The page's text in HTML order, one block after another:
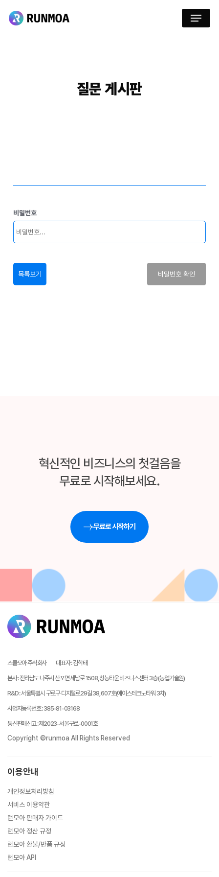
Menu
질문 게시판
비밀번호
목록보기 비밀번호 확인
혁신적인 비즈니스의 첫걸음을
무료로 시작해보세요.
무료로 시작하기
스쿨모아 주식회사 대표자:김학태
본사:전라남도 나주시 산포면 세남로 1508, 창농타운 비즈니스센터 3층 (농업기술원)
R&D:서울특별시 구로구 디지털로29길 38, 607호(에이스테크노타워 3차)
사업자등록번호:385-81-03168
통신판매신고:제2023-서울구로-0001호
Copyright ©runmoa All Rights Reserved
이용안내
개인정보처리방침
서비스 이용약관
런모아 판매자 가이드
런모아 정산 규정
런모아 환불/반품 규정
런모아 API